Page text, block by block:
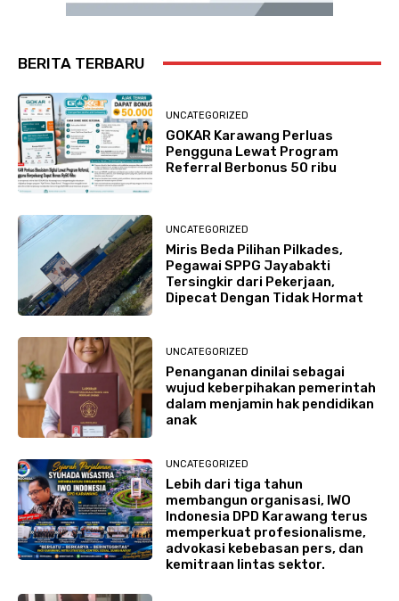
BERITA TERBARU
UNCATEGORIZED
GOKAR Karawang Perluas
Pengguna Lewat Program
Referral Berbonus 50 ribu
UNCATEGORIZED
Miris Beda Pilihan Pilkades,
Pegawai SPPG Jayabakti
Tersingkir dari Pekerjaan,
Dipecat Dengan Tidak Hormat
UNCATEGORIZED
Penanganan dinilai sebagai
wujud keberpihakan pemerintah
dalam menjamin hak pendidikan
anak
UNCATEGORIZED
Lebih dari tiga tahun
membangun organisasi, IWO
Indonesia DPD Karawang terus
memperkuat profesionalisme,
advokasi kebebasan pers, dan
kemitraan lintas sektor.